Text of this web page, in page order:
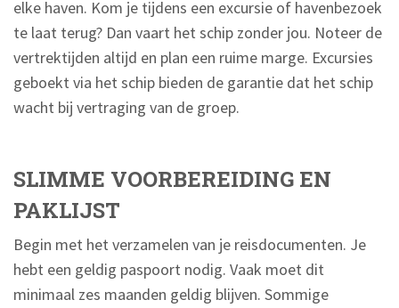
elke haven. Kom je tijdens een excursie of havenbezoek
te laat terug? Dan vaart het schip zonder jou. Noteer de
vertrektijden altijd en plan een ruime marge. Excursies
geboekt via het schip bieden de garantie dat het schip
wacht bij vertraging van de groep.
SLIMME VOORBEREIDING EN
PAKLIJST
Begin met het verzamelen van je reisdocumenten. Je
hebt een geldig paspoort nodig. Vaak moet dit
minimaal zes maanden geldig blijven. Sommige